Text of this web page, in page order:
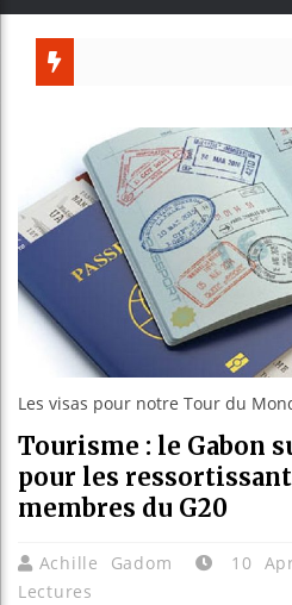
Les visas pour notre Tour du
Tourisme : le Gabon
pour les
membres du G20
Achille Gadom 10
Lectures